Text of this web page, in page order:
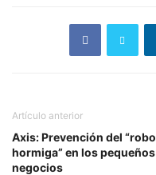
Artículo anterior
Axis: Prevención del “robo
hormiga” en los pequeños
negocios